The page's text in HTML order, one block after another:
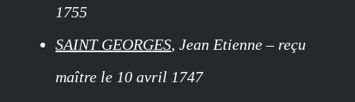
1755
SAINT GEORGES, Jean Etienne – reçu
maître le 10 avril 1747